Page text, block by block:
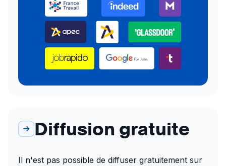
Diffusion gratuite
Il n'est pas possible de diffuser gratuitement sur